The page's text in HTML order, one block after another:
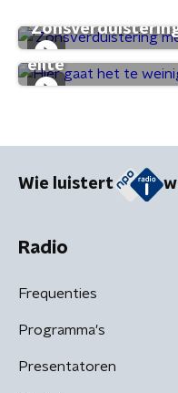
Hier gaat het te
elite
Wie luistert
Radio
Frequenties
Programma's
Presentatoren